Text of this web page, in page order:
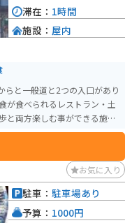
らと一般道と2つの入口があり
が食べられるレストラン・土
と両方楽しむ事ができる施設
滞在： 1時間
施設： 屋内
お気に入り
駐車： 駐車場あり
予算： 1000円